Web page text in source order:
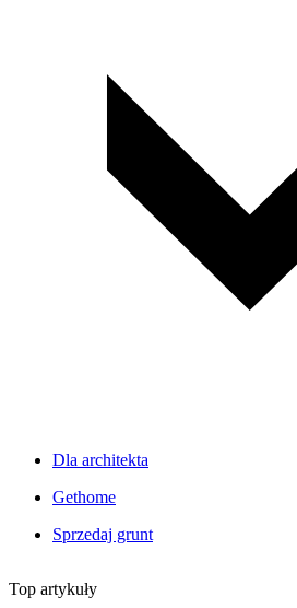
Dla architekta
Gethome
Sprzedaj grunt
Top artykuły